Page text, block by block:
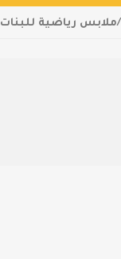
ملابس رياضية للبنات